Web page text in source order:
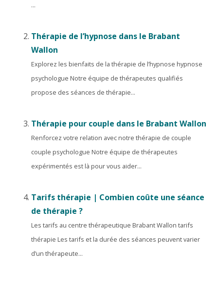
...
Thérapie de l’hypnose dans le Brabant
Wallon
Explorez les bienfaits de la thérapie de l’hypnose hypnose
psychologue Notre équipe de thérapeutes qualifiés
propose des séances de thérapie...
Thérapie pour couple dans le Brabant Wallon
Renforcez votre relation avec notre thérapie de couple
couple psychologue Notre équipe de thérapeutes
expérimentés est là pour vous aider...
Tarifs thérapie | Combien coûte une séance
de thérapie ?
Les tarifs au centre thérapeutique Brabant Wallon tarifs
thérapie Les tarifs et la durée des séances peuvent varier
d’un thérapeute...